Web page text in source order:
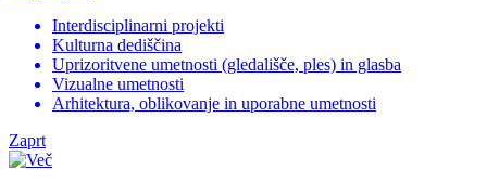
Interdisciplinarni projekti
Kulturna dediščina
Uprizoritvene umetnosti (gledališče, ples) in glasba
Vizualne umetnosti
Arhitektura, oblikovanje in uporabne umetnosti
Zaprt